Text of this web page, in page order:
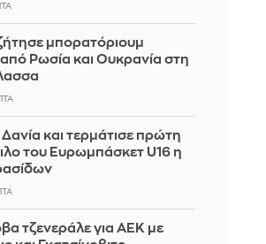
μπορατόριουμ
Ρωσία και Ουκρανία στη
και τερμάτισε πρώτη
του Ευρωμπάσκετ U16 η
τζενεράλε για ΑΕΚ με